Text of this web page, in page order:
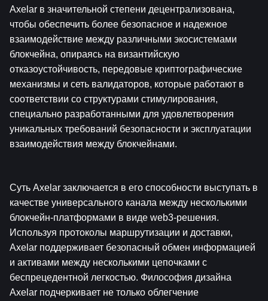
Axelar в значительной степени децентрализована,
чтобы обеспечить более безопасное и надежное
взаимодействие между различными экосистемами
блокчейна, опираясь на византийскую
отказоустойчивость, передовые криптографические
механизмы и сеть валидаторов, которые работают в
соответствии со структурами стимулирования,
специально разработанными для удовлетворения
уникальных требований безопасности и эксплуатации
взаимодействия между блокчейнами.
Суть Axelar заключается в его способности выступать в
качестве универсального канала между несколькими
блокчейн-платформами в виде web3-решения.
Используя протоколы маршрутизации и доставки,
Axelar поддерживает безопасный обмен информацией
и активами между несколькими цепочками с
беспрецедентной легкостью. Философия дизайна
Axelar подчеркивает не только облегчение